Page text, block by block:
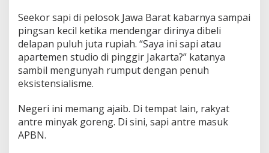
Seekor sapi di pelosok Jawa Barat kabarnya sampai
pingsan kecil ketika mendengar dirinya dibeli
delapan puluh juta rupiah. “Saya ini sapi atau
apartemen studio di pinggir Jakarta?” katanya
sambil mengunyah rumput dengan penuh
eksistensialisme.
Negeri ini memang ajaib. Di tempat lain, rakyat
antre minyak goreng. Di sini, sapi antre masuk
APBN.